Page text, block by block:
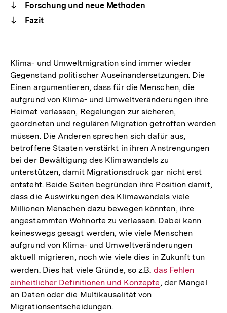
Forschung und neue Methoden
Fazit
Klima- und Umweltmigration sind immer wieder
Gegenstand politischer Auseinandersetzungen. Die
Einen argumentieren, dass für die Menschen, die
aufgrund von Klima- und Umweltveränderungen ihre
Heimat verlassen, Regelungen zur sicheren,
geordneten und regulären Migration getroffen werden
müssen. Die Anderen sprechen sich dafür aus,
betroffene Staaten verstärkt in ihren Anstrengungen
bei der Bewältigung des Klimawandels zu
unterstützen, damit Migrationsdruck gar nicht erst
entsteht. Beide Seiten begründen ihre Position damit,
dass die Auswirkungen des Klimawandels viele
Millionen Menschen dazu bewegen könnten, ihre
angestammten Wohnorte zu verlassen. Dabei kann
keineswegs gesagt werden, wie viele Menschen
aufgrund von Klima- und Umweltveränderungen
aktuell migrieren, noch wie viele dies in Zukunft tun
werden. Dies hat viele Gründe, so z.B. Interner
Link:
das Fehlen
einheitlicher Definitionen und Konzepte, der Mangel
an Daten oder die Multikausalität von
Migrationsentscheidungen.